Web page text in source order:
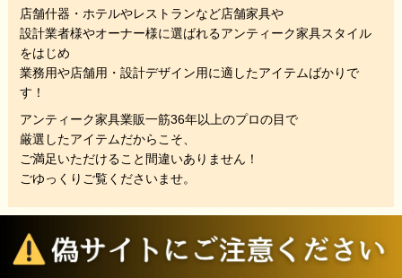
店舗什器・ホテルやレストランなど店舗家具や
設計業者様やオーナー様に選ばれるアンティーク家具スタイル
をはじめ
業務用や店舗用・設計デザイン用に適したアイテムばかりで
す！
アンティーク家具業販一筋36年以上のプロの目で
厳選したアイテムだからこそ、
ご満足いただけること間違いありません！
ごゆっくりご覧くださいませ。